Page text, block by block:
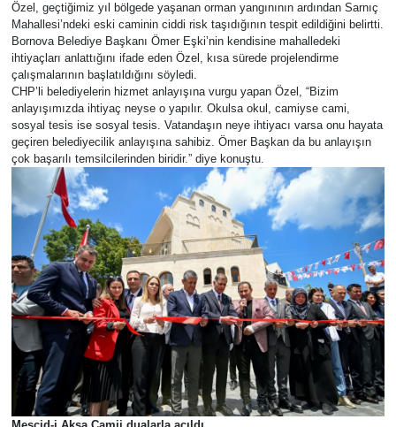
Özel, geçtiğimiz yıl bölgede yaşanan orman yangınının ardından Sarnıç
Mahallesi’ndeki eski caminin ciddi risk taşıdığının tespit edildiğini belirtti.
Bornova Belediye Başkanı Ömer Eşki’nin kendisine mahalledeki
ihtiyaçları anlattığını ifade eden Özel, kısa sürede projelendirme
çalışmalarının başlatıldığını söyledi.
CHP’li belediyelerin hizmet anlayışına vurgu yapan Özel, “Bizim
anlayışımızda ihtiyaç neyse o yapılır. Okulsa okul, camiyse cami,
sosyal tesis ise sosyal tesis. Vatandaşın neye ihtiyacı varsa onu hayata
geçiren belediyecilik anlayışına sahibiz. Ömer Başkan da bu anlayışın
çok başarılı temsilcilerinden biridir.” diye konuştu.